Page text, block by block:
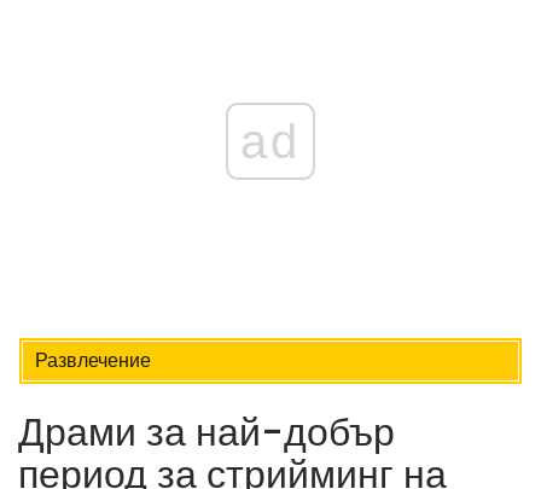
ad
Развлечение
Драми за най-добър
период за стрийминг на